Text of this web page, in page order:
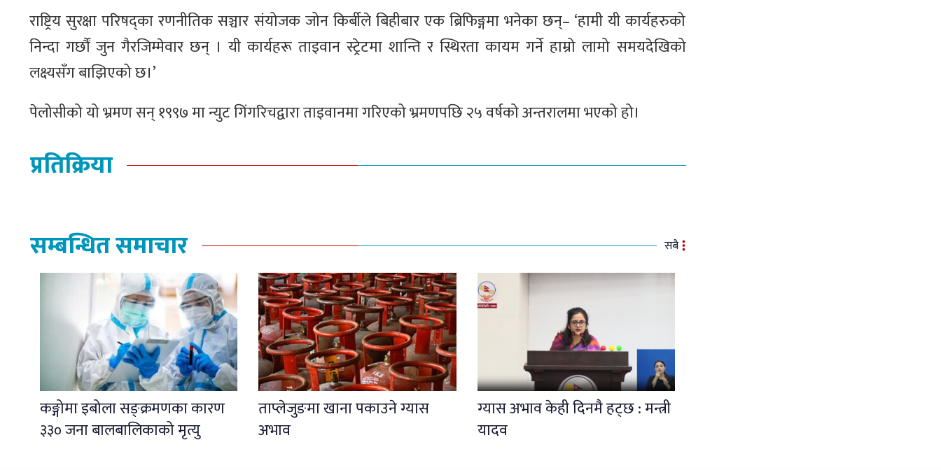
राष्ट्रिय सुरक्षा परिषद्का रणनीतिक सञ्चार संयोजक जोन किर्बीले बिहीबार एक ब्रिफिङ्गमा भनेका छन्– ‘हामी यी कार्यहरुको
निन्दा गर्छौं जुन गैरजिम्मेवार छन् । यी कार्यहरू ताइवान स्ट्रेटमा शान्ति र स्थिरता कायम गर्ने हाम्रो लामो समयदेखिको
लक्ष्यसँग बाझिएको छ।’
पेलोसीको यो भ्रमण सन् १९९७ मा न्युट गिंगरिचद्वारा ताइवानमा गरिएको भ्रमणपछि २५ वर्षको अन्तरालमा भएको हो।
प्रतिक्रिया
सम्बन्धित समाचार सबै
कङ्गोमा इबोला सङ्क्रमणका कारण
३३० जना बालबालिकाको मृत्यु
ताप्लेजुङमा खाना पकाउने ग्यास
अभाव
ग्यास अभाव केही दिनमै हट्छ : मन्त्री
यादव